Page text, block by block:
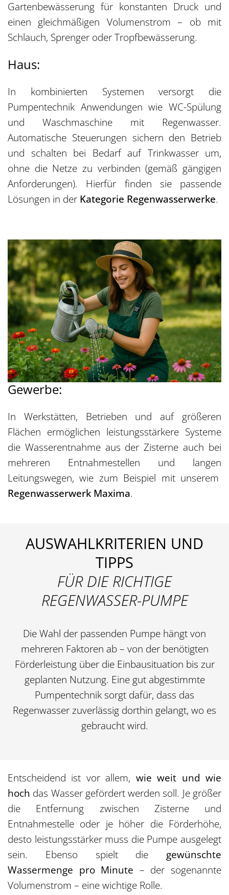
Gartenbewässerung für konstanten Druck und
einen gleichmäßigen Volumenstrom – ob mit
Schlauch, Sprenger oder Tropfbewässerung.
Haus:
In kombinierten Systemen versorgt die
Pumpentechnik Anwendungen wie WC-Spülung
und Waschmaschine mit Regenwasser.
Automatische Steuerungen sichern den Betrieb
und schalten bei Bedarf auf Trinkwasser um,
ohne die Netze zu verbinden (gemäß gängigen
Anforderungen). Hierfür finden sie passende
Lösungen in der Kategorie Regenwasserwerke.
Gewerbe:
In Werkstätten, Betrieben und auf größeren
Flächen ermöglichen leistungsstärkere Systeme
die Wasserentnahme aus der Zisterne auch bei
mehreren Entnahmestellen und langen
Leitungswegen, wie zum Beispiel mit unserem
Regenwasserwerk Maxima.
AUSWAHLKRITERIEN UND
TIPPS
FÜR DIE RICHTIGE
REGENWASSER-PUMPE
Die Wahl der passenden Pumpe hängt von
mehreren Faktoren ab – von der benötigten
Förderleistung über die Einbausituation bis zur
geplanten Nutzung. Eine gut abgestimmte
Pumpentechnik sorgt dafür, dass das
Regenwasser zuverlässig dorthin gelangt, wo es
gebraucht wird.
Entscheidend ist vor allem, wie weit und wie
hoch das Wasser gefördert werden soll. Je größer
die Entfernung zwischen Zisterne und
Entnahmestelle oder je höher die Förderhöhe,
desto leistungsstärker muss die Pumpe ausgelegt
sein. Ebenso spielt die gewünschte
Wassermenge pro Minute – der sogenannte
Volumenstrom – eine wichtige Rolle.